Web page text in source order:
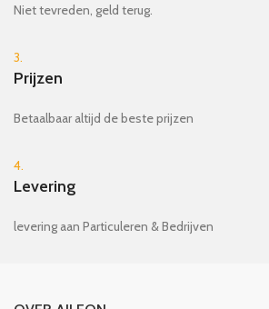
Niet tevreden, geld terug.
3.
Prijzen
Betaalbaar altijd de beste prijzen
4.
Levering
levering aan Particuleren & Bedrijven